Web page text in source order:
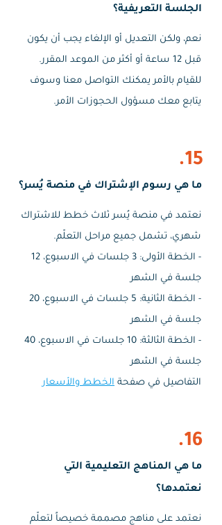
الجلسة التعريفية؟
نعم، ولكن التعديل أو الإلغاء يجب أن يكون
قبل 12 ساعة أو أكثر من الموعد المقرر.
للقيام بالأمر يمكنك التواصل معنا وسوف
يتابع معك مسؤول الحجوزات الأمر.
15.
ما هي رسوم الإشتراك في منصة يُسر؟
نعتمد في منصة يُسر ثلاث خطط للاشتراك
شهري، تشمل جميع مراحل التعلّم.
- الخطة الأولى: 3 جلسات في الاسبوع، 12
جلسة في الشهر
- الخطة الثانية: 5 جلسات في الاسبوع، 20
جلسة في الشهر
- الخطة الثالثة: 10 جلسات في الاسبوع، 40
جلسة في الشهر
التفاصيل في صفحة الخطط والأسعار
16.
ما هي المناهج التعليمية التي
نعتمدها؟
نعتمد على مناهج مصممة خصيصاً لتعلّم